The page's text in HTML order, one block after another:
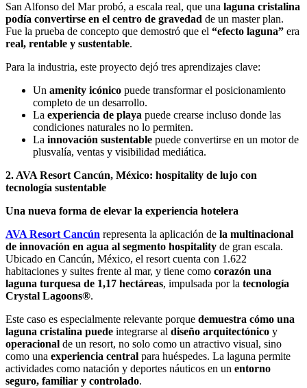
San Alfonso del Mar probó, a escala real, que una laguna cristalina
podía convertirse en el centro de gravedad de un master plan.
Fue la prueba de concepto que demostró que el “efecto laguna” era
real, rentable y sustentable.
Para la industria, este proyecto dejó tres aprendizajes clave:
Un amenity icónico puede transformar el posicionamiento
completo de un desarrollo.
La experiencia de playa puede crearse incluso donde las
condiciones naturales no lo permiten.
La innovación sustentable puede convertirse en un motor de
plusvalía, ventas y visibilidad mediática.
2. AVA Resort Cancún, México: hospitality de lujo con
tecnología sustentable
Una nueva forma de elevar la experiencia hotelera
AVA Resort Cancún representa la aplicación de la multinacional
de innovación en agua al segmento hospitality de gran escala.
Ubicado en Cancún, México, el resort cuenta con 1.622
habitaciones y suites frente al mar, y tiene como corazón una
laguna turquesa de 1,17 hectáreas, impulsada por la tecnología
Crystal Lagoons®.
Este caso es especialmente relevante porque demuestra cómo una
laguna cristalina puede integrarse al diseño arquitectónico y
operacional de un resort, no solo como un atractivo visual, sino
como una experiencia central para huéspedes. La laguna permite
actividades como natación y deportes náuticos en un entorno
seguro, familiar y controlado.